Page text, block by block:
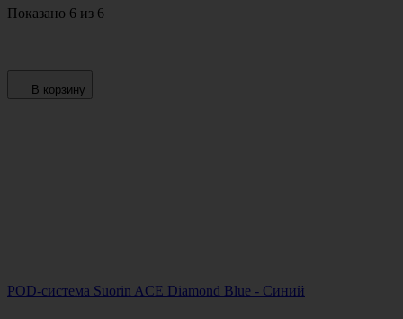
Показано 6 из 6
В корзину
POD-система Suorin ACE Diamond Blue - Синий